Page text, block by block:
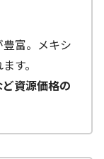
富。メキシ
す。
資源価格の